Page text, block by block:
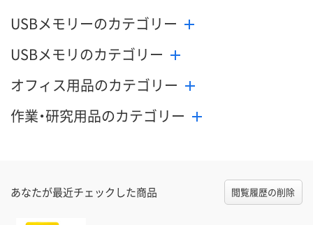
USBメモリーのカテゴリー
USBメモリのカテゴリー
オフィス用品のカテゴリー
作業・研究用品のカテゴリー
あなたが最近チェックした商品 閲覧履歴の削除